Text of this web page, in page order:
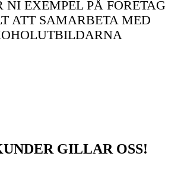
NI EXEMPEL PÅ FÖRETAG
ATT SAMARBETA MED
GILLAR OSS!